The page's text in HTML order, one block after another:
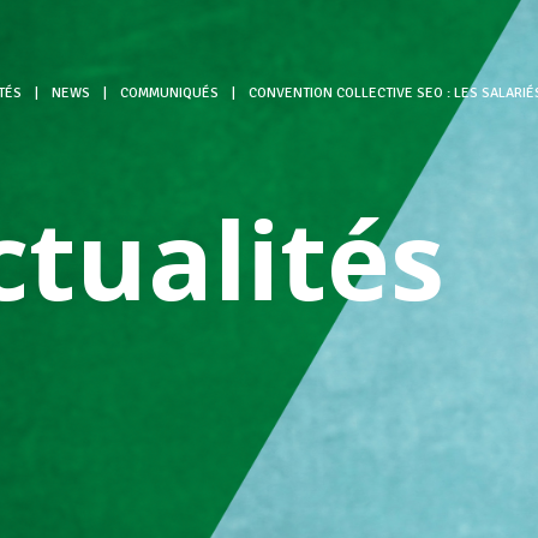
NEWS COMMUNIQUÉS
CONVENTION COLLECTIVE SEO : LES